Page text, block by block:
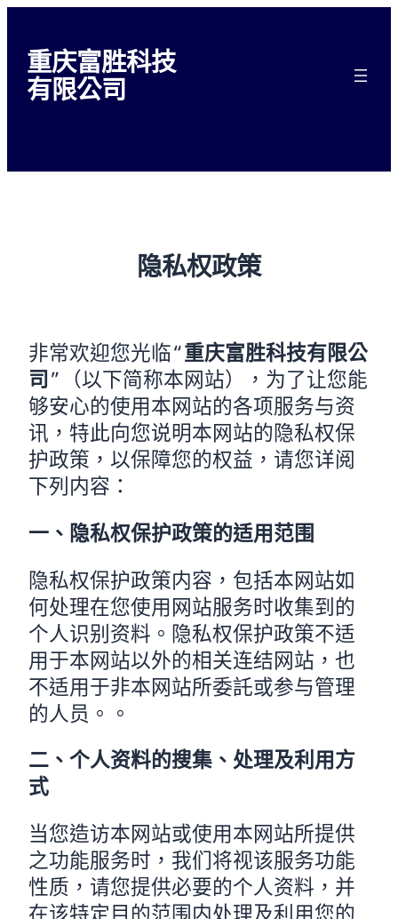
重庆富胜科技
有限公司
隐私权政策
非常欢迎您光临“重庆富胜科技有限公
司”（以下简称本网站），为了让您能
够安心的使用本网站的各项服务与资
讯，特此向您说明本网站的隐私权保
护政策，以保障您的权益，请您详阅
下列内容：
一、隐私权保护政策的适用范围
隐私权保护政策内容，包括本网站如
何处理在您使用网站服务时收集到的
个人识别资料。隐私权保护政策不适
用于本网站以外的相关连结网站，也
不适用于非本网站所委託或参与管理
的人员。。
二、个人资料的搜集、处理及利用方
式
当您造访本网站或使用本网站所提供
之功能服务时，我们将视该服务功能
性质，请您提供必要的个人资料，并
在该特定目的范围内处理及利用您的